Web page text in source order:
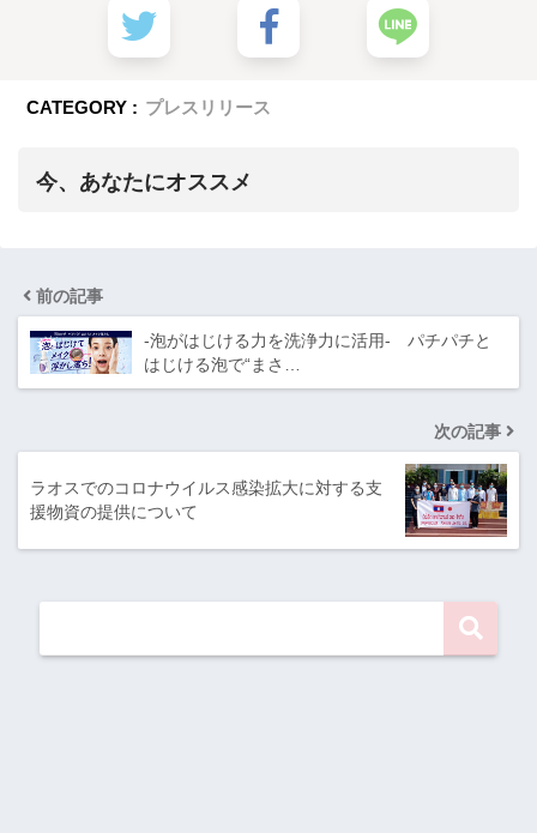
CATEGORY : プレスリリース
今、あなたにオススメ
前の記事
-泡がはじける力を洗浄力に活用- パチパチと
はじける泡で“まさ…
次の記事
ラオスでのコロナウイルス感染拡大に対する支
援物資の提供について